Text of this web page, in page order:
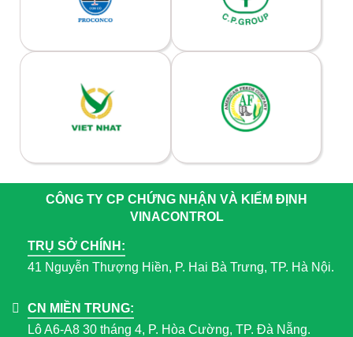
CÔNG TY CP CHỨNG NHẬN VÀ KIỂM ĐỊNH
VINACONTROL
TRỤ SỞ CHÍNH:
41 Nguyễn Thượng Hiền, P. Hai Bà Trưng, TP. Hà Nội.
CN MIỀN TRUNG:
Lô A6-A8 30 tháng 4, P. Hòa Cường, TP. Đà Nẵng.